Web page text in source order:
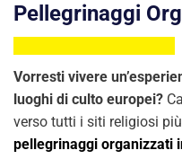
Pellegrinaggi
Vorresti vivere
luoghi di culto europei?
verso tutti i siti religiosi
pellegrinaggi organizzati